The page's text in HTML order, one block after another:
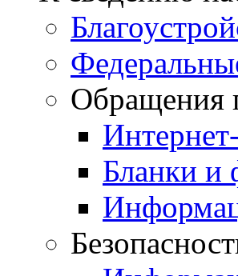
Обращения
Бланки и